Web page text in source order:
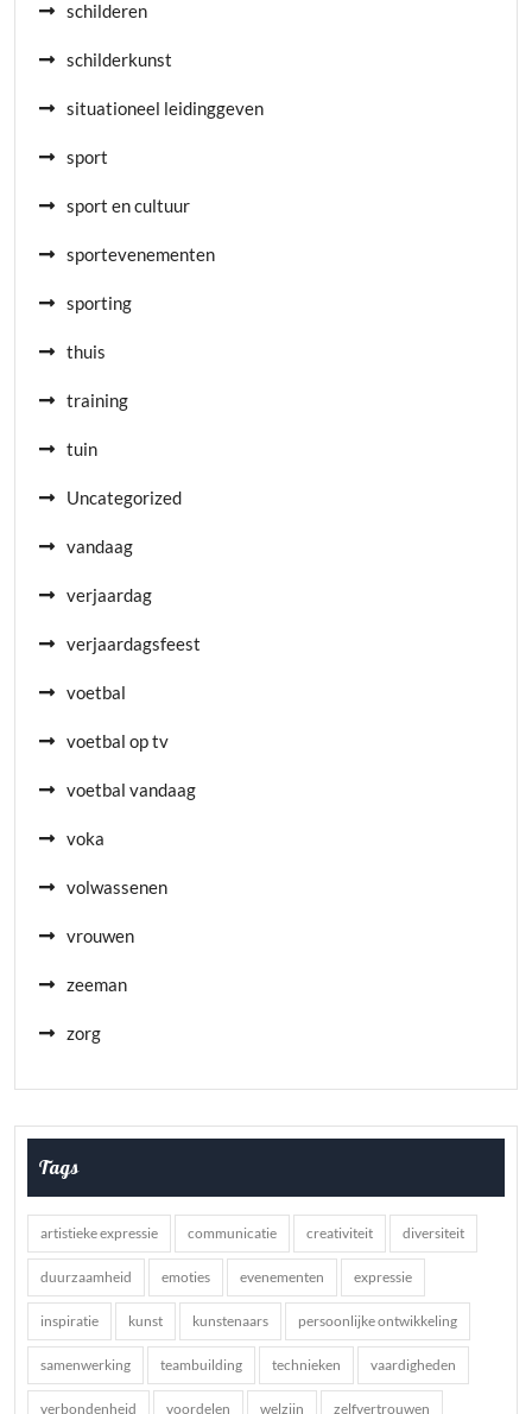
schilderen
schilderkunst
situationeel leidinggeven
sport
sport en cultuur
sportevenementen
sporting
thuis
training
tuin
Uncategorized
vandaag
verjaardag
verjaardagsfeest
voetbal
voetbal op tv
voetbal vandaag
voka
volwassenen
vrouwen
zeeman
zorg
Tags
artistieke expressie communicatie creativiteit diversiteit
duurzaamheid emoties evenementen expressie
inspiratie kunst kunstenaars persoonlijke ontwikkeling
samenwerking teambuilding technieken vaardigheden
verbondenheid voordelen welzijn zelfvertrouwen